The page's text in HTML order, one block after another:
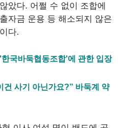
았다. 어쩔 수 없이 조합에
자금 운용 등 해소되지 않은
다.
국바둑협동조합'에 관한 입장
사기 아닌가요?” 바둑계 약